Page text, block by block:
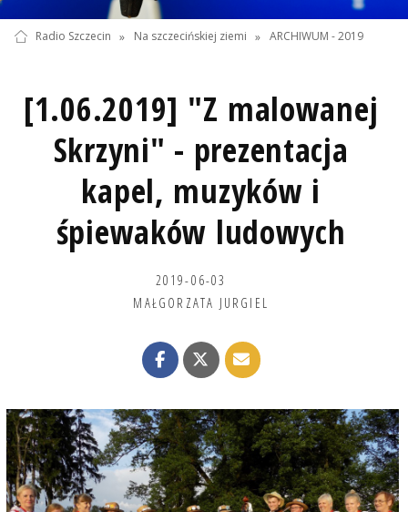
Radio Szczecin » Na szczecińskiej ziemi » ARCHIWUM - 2019
[1.06.2019] "Z malowanej
Skrzyni" - prezentacja
kapel, muzyków i
śpiewaków ludowych
2019-06-03
MAŁGORZATA JURGIEL